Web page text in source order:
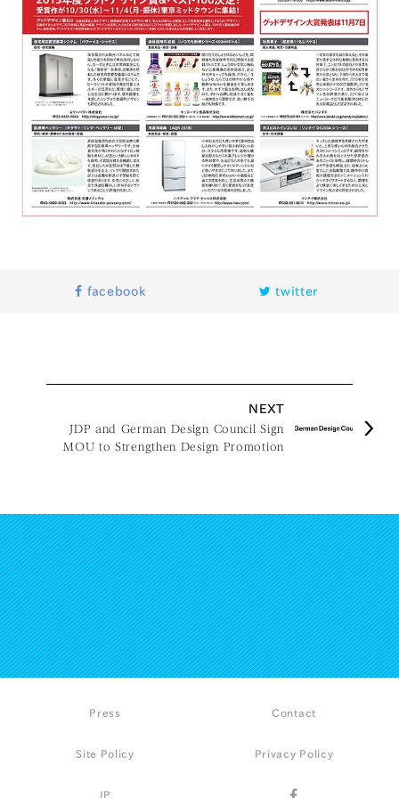
facebook twitter
NEXT
JDP and German Design Council Sign
MOU to Strengthen Design Promotion
Press Contact
Site Policy Privacy Policy
JP